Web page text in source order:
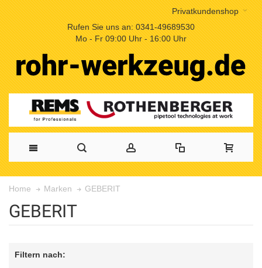
Privatkundenshop
Rufen Sie uns an: 0341-49689530
Mo - Fr 09:00 Uhr - 16:00 Uhr
Home Marken GEBERIT
GEBERIT
Filtern nach: